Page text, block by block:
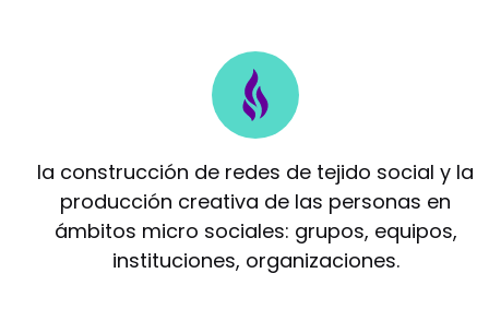
Potenciamos
la construcción de redes de tejido social y la
producción creativa de las personas en
ámbitos micro sociales: grupos, equipos,
instituciones, organizaciones.